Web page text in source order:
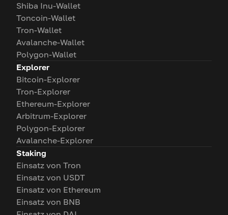
Shiba Inu-Wallet
Toncoin-Wallet
Tron-Wallet
Avalanche-Wallet
Polygon-Wallet
Explorer
Bitcoin-Explorer
Tron-Explorer
Ethereum-Explorer
Arbitrum-Explorer
Polygon-Explorer
Avalanche-Explorer
Staking
Einsatz von Tron
Einsatz von USDT
Einsatz von Ethereum
Einsatz von BNB